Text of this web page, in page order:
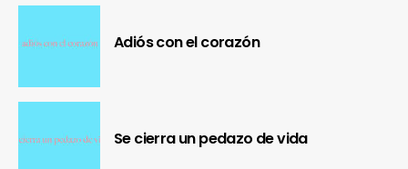
Adiós con el corazón
Se cierra un pedazo de vida